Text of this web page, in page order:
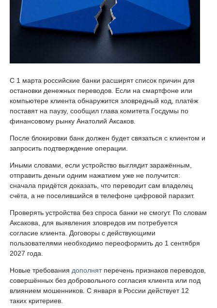
С 1 марта российские банки расширят список причин для
остановки денежных переводов. Если на смартфоне или
компьютере клиента обнаружится зловредный код, платёж
поставят на паузу, сообщил глава комитета Госдумы по
финансовому рынку Анатолий Аксаков.
После блокировки банк должен будет связаться с клиентом и
запросить подтверждение операции.
Иными словами, если устройство выглядит заражённым,
отправить деньги одним нажатием уже не получится:
сначала придётся доказать, что переводит сам владелец
счёта, а не поселившийся в телефоне цифровой паразит.
Проверять устройства без спроса банки не смогут. По словам
Аксакова, для выявления зловредов им потребуется
согласие клиента. Договоры с действующими
пользователями необходимо переоформить до 1 сентября
2027 года.
Новые требования дополнятперечень признаков переводов,
совершённых без добровольного согласия клиента или под
влиянием мошенников. С января в России действует 12
таких критериев.